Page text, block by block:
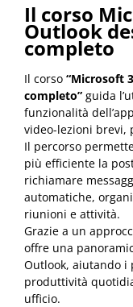
Il corso
Outlook
completo
Il corso “Microsoft
completo” guida
funzionalità
video-lezioni brevi,
Il percorso
più efficiente la
richiamare
automatiche,
riunioni e attività.
Grazie a un
offre una
Outlook, aiutando i
produttività
ufficio.